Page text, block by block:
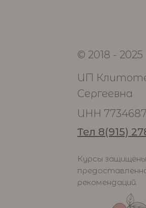
ИП
Сергеевна
© 2018 - 2025
ИНН
Курсы
рекомендаций.
Тел 8(915)